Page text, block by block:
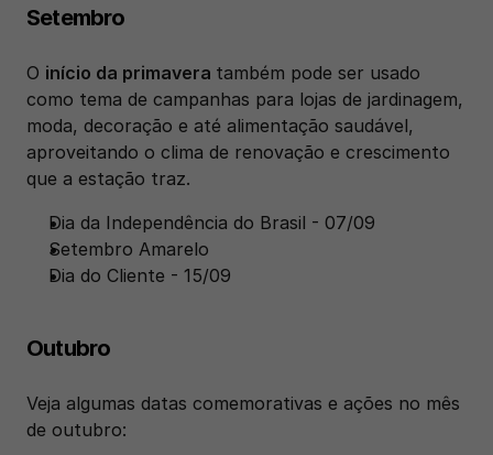
Setembro
O início da primavera também pode ser usado
como tema de campanhas para lojas de jardinagem,
moda, decoração e até alimentação saudável,
aproveitando o clima de renovação e crescimento
que a estação traz.
Dia da Independência do Brasil - 07/09
Setembro Amarelo
Dia do Cliente - 15/09
Outubro
Veja algumas datas comemorativas e ações no mês
de outubro: